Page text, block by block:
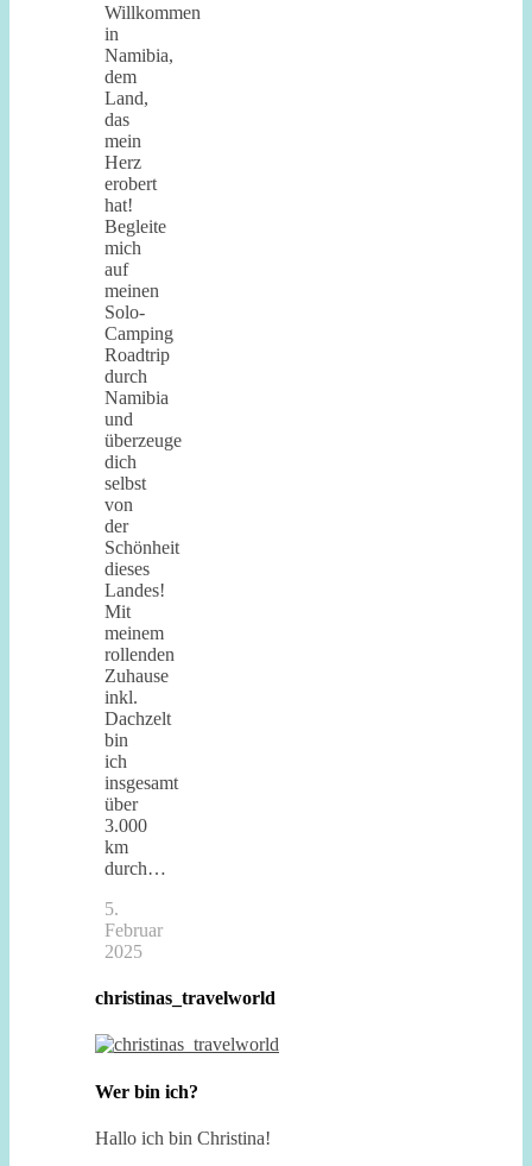
Willkommen
in
Namibia,
dem
Land,
das
mein
Herz
erobert
hat!
Begleite
mich
auf
meinen
Solo-
Camping
Roadtrip
durch
Namibia
und
überzeuge
dich
selbst
von
der
Schönheit
dieses
Landes!
Mit
meinem
rollenden
Zuhause
inkl.
Dachzelt
bin
ich
insgesamt
über
3.000
km
durch…
5.
Februar
2025
christinas_travelworld
Wer bin ich?
Hallo ich bin Christina!